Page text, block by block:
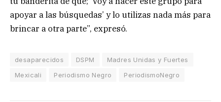
apoyar a las búsquedas’ y lo utilizas nada más para
brincar a otra parte”, expresó.
desaparecidos DSPM
Madres Unidas y Fuertes
Mexicali
Periodismo Negro PeriodismoNegro